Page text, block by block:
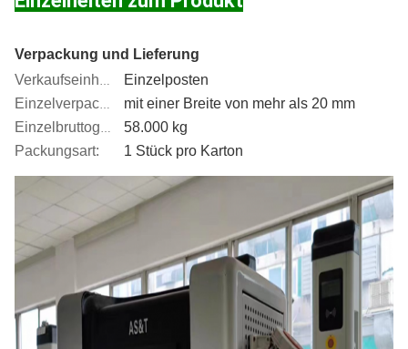
Verpackung und Lieferung
Verkaufseinheiten: Einzelposten
Einzelverpackung: mit einer Breite von mehr als 20 mm
Einzelbruttogewicht
58.000 kg
Packungsart:
1 Stück pro Karton